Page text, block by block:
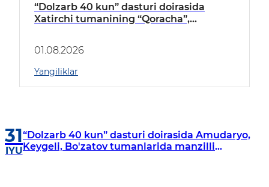
“Dolzarb 40 kun” dasturi doirasida
Xatirchi tumanining “Qoracha”,
borildi
01.08.2026
Yangiliklar
31
IYU
“Dolzarb 40 kun” dasturi doirasida Amudaryo,
Keygeli, Bo'zatov tumanlarida manzilli